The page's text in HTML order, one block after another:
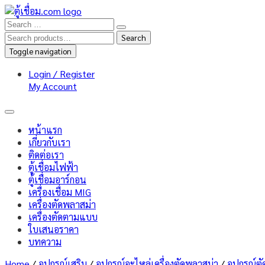
Search
for:
Search
Toggle navigation
Login / Register
My Account
หน้าแรก
เกี่ยวกับเรา
ติดต่อเรา
ตู้เชื่อมไฟฟ้า
ตู้เชื่อมอาร์กอน
เครื่องเชื่อม MIG
เครื่องตัดพลาสม่า
เครื่องตัดตามแบบ
ใบเสนอราคา
บทความ